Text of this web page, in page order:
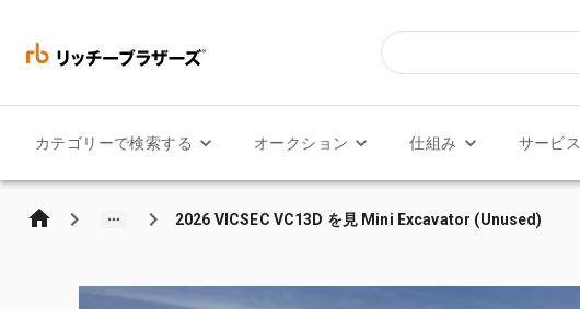
カテゴリーで検索する オークション 仕組み サービス
2026 VICSEC VC13D を見 Mini Excavator (Unused)